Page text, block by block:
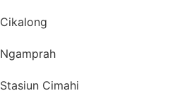
Cikalong
Ngamprah
Stasiun Cimahi